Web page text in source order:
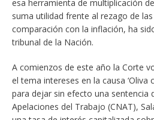
esa herramienta de multiplicación
suma utilidad frente al rezago de
comparación con la inflación, ha
tribunal de la Nación.
A comienzos de este año la Corte
el tema intereses en la causa ‘Oliva
para dejar sin efecto una sentencia
Apelaciones del Trabajo (CNAT),